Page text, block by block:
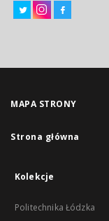
MAPA STRONY
Strona główna
Kolekcje
Politechnika Łódzka